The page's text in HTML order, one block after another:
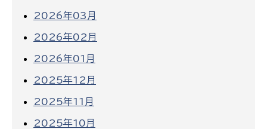
2026年03月
2026年02月
2026年01月
2025年12月
2025年11月
2025年10月